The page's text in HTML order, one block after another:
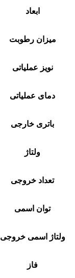
ابعاد
میزان رطوبت
نویز عملیاتی
دمای عملیاتی
باتری خارجی
ولتاژ
تعداد خروجی
توان اسمی
ولتاژ اسمی خروجی
فاز